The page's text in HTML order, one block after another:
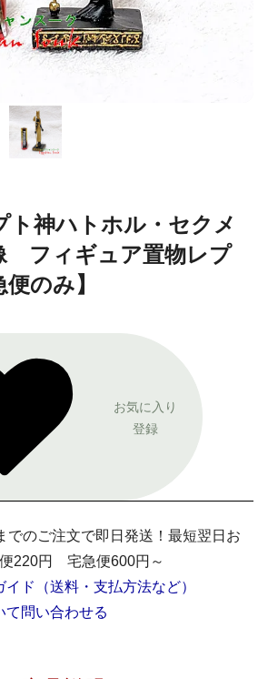
ト神ハトホル・セクメ
フィギュア置物レプ
のみ】
お気に入り
登録
でのご注文で即日発送！最短翌日お
220円 宅急便600円～
イド（送料・支払方法など）
て問い合わせる